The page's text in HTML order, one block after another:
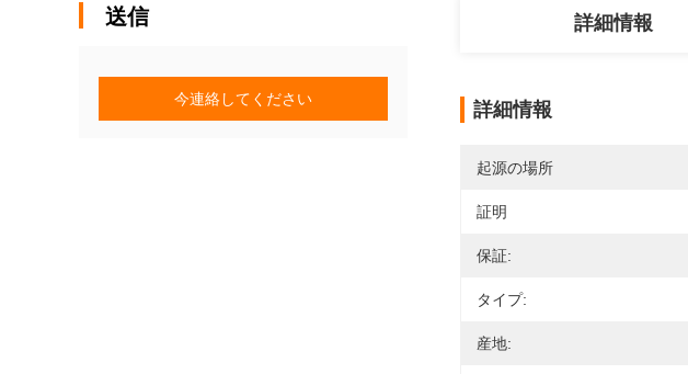
送信
今連絡してください
詳細情報
詳細情報
起源の場所
証明
保証:
タイプ:
産地: